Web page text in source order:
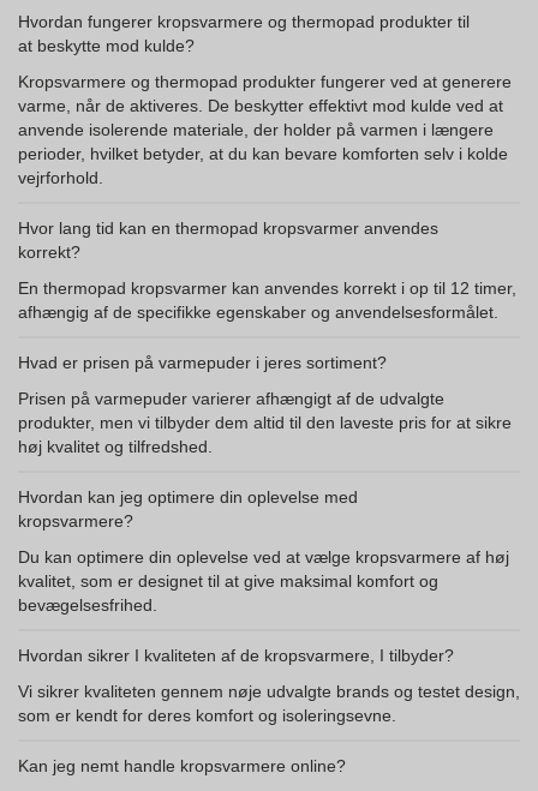
Hvordan fungerer kropsvarmere og thermopad produkter til
at beskytte mod kulde?
Kropsvarmere og thermopad produkter fungerer ved at generere
varme, når de aktiveres. De beskytter effektivt mod kulde ved at
anvende isolerende materiale, der holder på varmen i længere
perioder, hvilket betyder, at du kan bevare komforten selv i kolde
vejrforhold.
Hvor lang tid kan en thermopad kropsvarmer anvendes
korrekt?
En thermopad kropsvarmer kan anvendes korrekt i op til 12 timer,
afhængig af de specifikke egenskaber og anvendelsesformålet.
Hvad er prisen på varmepuder i jeres sortiment?
Prisen på varmepuder varierer afhængigt af de udvalgte
produkter, men vi tilbyder dem altid til den laveste pris for at sikre
høj kvalitet og tilfredshed.
Hvordan kan jeg optimere din oplevelse med
kropsvarmere?
Du kan optimere din oplevelse ved at vælge kropsvarmere af høj
kvalitet, som er designet til at give maksimal komfort og
bevægelsesfrihed.
Hvordan sikrer I kvaliteten af de kropsvarmere, I tilbyder?
Vi sikrer kvaliteten gennem nøje udvalgte brands og testet design,
som er kendt for deres komfort og isoleringsevne.
Kan jeg nemt handle kropsvarmere online?